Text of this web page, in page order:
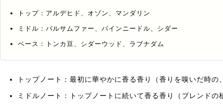
トップ：アルデヒド、オゾン、マンダリン
ミドル：バルサムファー、パインニードル、シダー
ベース：トンカ豆、シダーウッド、ラブナダム
トップノート：最初に華やかに香る香り（香りを嗅いだ時
ミドルノート：トップノートに続いて香る香り（ブレンドの